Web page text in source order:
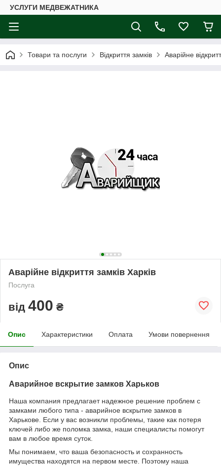
УСЛУГИ МЕДВЕЖАТНИКА
Товари та послуги Відкриття замків Аварійне
Аварійне відкриття замків Харків
Послуга
від 400 ₴
Опис Характеристики Оплата Умови повернення
Опис
Аварийное вскрытие замков Харьков
Наша компания предлагает надежное решение проблем с
замками любого типа - аварийное вскрытие замков в
Харькове. Если у вас возникли проблемы, такие как потеря
ключей либо же поломка замка, наши специалисты помогут
вам в любое время суток.
Мы понимаем, что ваша безопасность и сохранность
имущества находятся на первом месте. Поэтому наша